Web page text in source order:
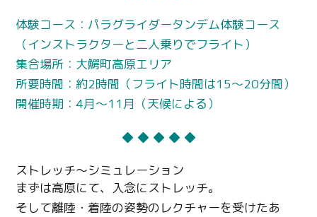
体験コース：パラグライダータンデム体験コース
（インストラクターと二人乗りでフライト）
集合場所：大鰐町高原エリア
所要時間：約2時間（フライト時間は15〜20分間）
開催時期：4月〜11月（天候による）
◆ ◆ ◆ ◆ ◆
ストレッチ～シミュレーション
まずは高原にて、入念にストレッチ。
そして離陸・着陸の姿勢のレクチャーを受けたあ